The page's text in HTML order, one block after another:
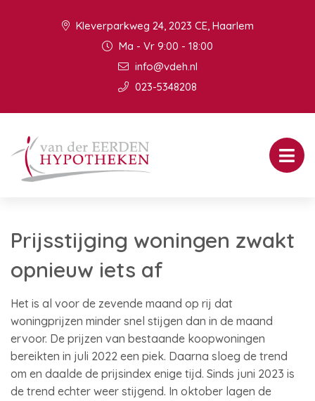
Kleverparkweg 24, 2023 CE, Haarlem
Ma - Vr 9:00 - 18:00
info@vdeh.nl
023-5348208
Prijsstijging woningen zwakt
opnieuw iets af
Het is al voor de zevende maand op rij dat
woningprijzen minder snel stijgen dan in de maand
ervoor. De prijzen van bestaande koopwoningen
bereikten in juli 2022 een piek. Daarna sloeg de trend
om en daalde de prijsindex enige tijd. Sinds juni 2023 is
de trend echter weer stijgend. In oktober lagen de